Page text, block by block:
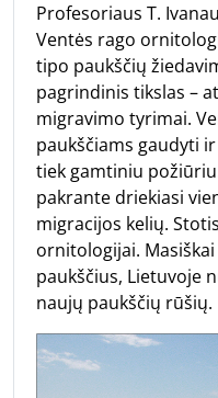
Profesoriaus T.
Ventės rago
tipo paukščių
pagrindinis tikslas –
migravimo tyrimai.
paukščiams gaudyti
tiek gamtiniu
pakrante driekiasi
migracijos kelių.
ornitologijai.
paukščius, Lietuvoje
naujų paukščių rūšių.